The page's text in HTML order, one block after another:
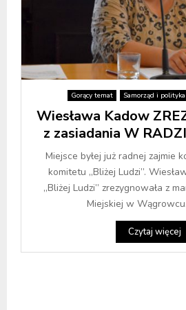
Gorący temat Samorząd i polityka
Wiesława Kadow
z zasiadania W
Miejsce byłej już radnej zajmie
komitetu „Bliżej Ludzi”.
„Bliżej Ludzi” zrezygnowała z
Miejskiej w
Czytaj więcej